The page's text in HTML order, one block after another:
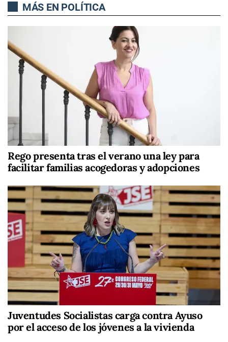
MÁS EN POLÍTICA
Rego presenta tras el verano una ley para
facilitar familias acogedoras y adopciones
Juventudes Socialistas carga contra Ayuso
por el acceso de los jóvenes a la vivienda